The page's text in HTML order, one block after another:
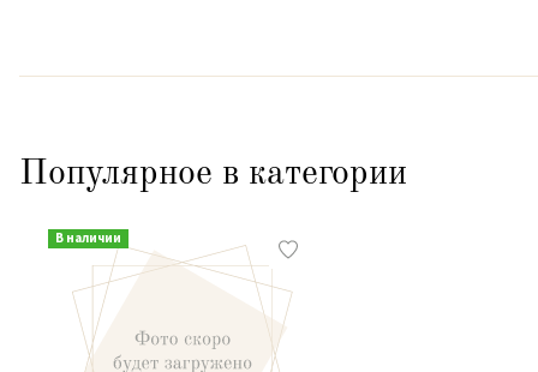
Популярное в категории
В наличии